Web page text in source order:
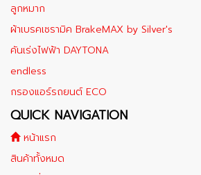
ลูกหมาก
ผ้าเบรคเซรามิค BrakeMAX​ by Silver's
คันเร่งไฟฟ้า DAYTONA
endless
กรองแอร์รถยนต์ ECO
QUICK NAVIGATION
หน้าแรก
สินค้าทั้งหมด